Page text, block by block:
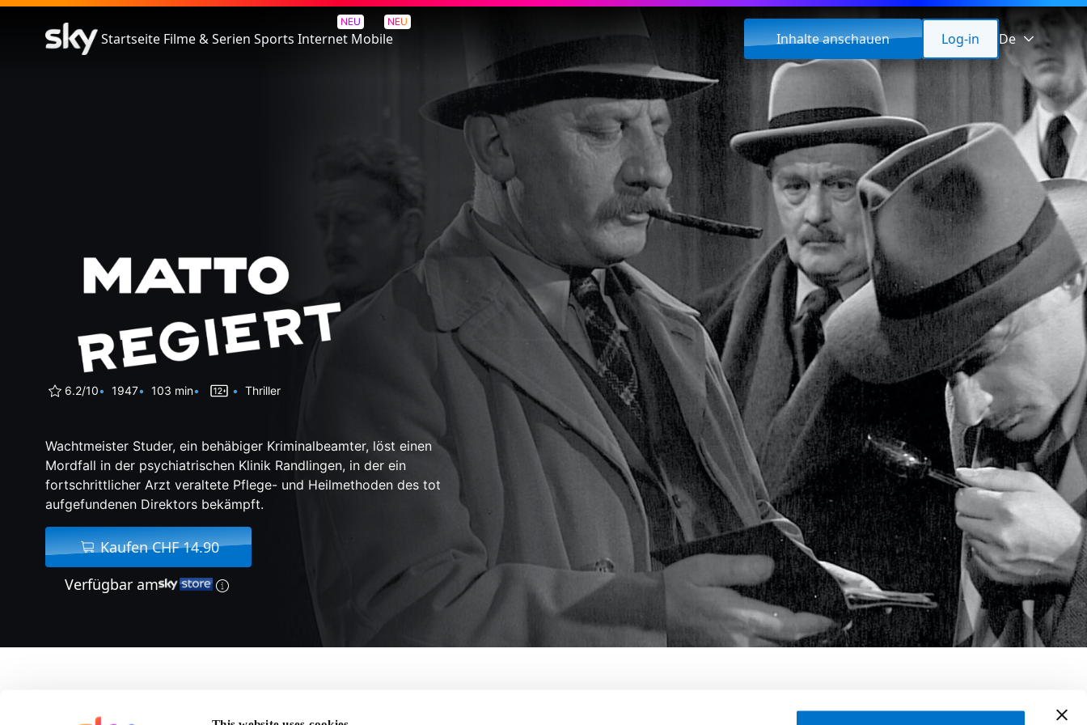
Startseite Filme & Serien Sports
NEU
Internet
NEU
Mobile Inhalte anschauen Log-in De
Matto Regiert
6.2/10 1947 103 min Thriller
Wachtmeister Studer, ein behäbiger Kriminalbeamter, löst einen
Mordfall in der psychiatrischen Klinik Randlingen, in der ein
fortschrittlicher Arzt veraltete Pflege- und Heilmethoden des tot
aufgefundenen Direktors bekämpft.
Kaufen CHF 14.90
Verfügbar am